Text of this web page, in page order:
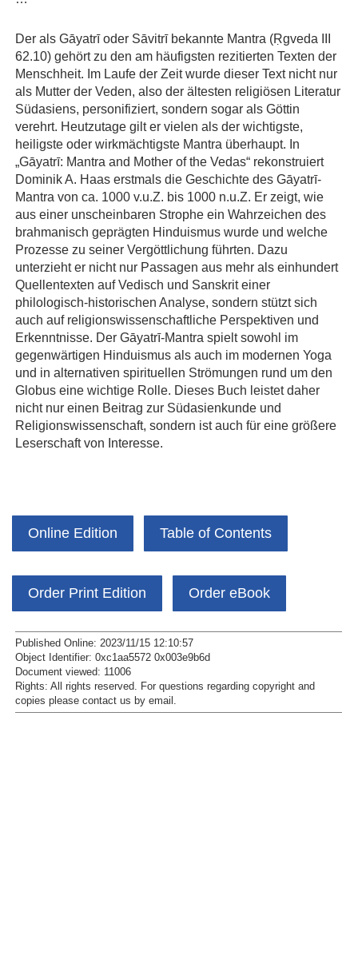
Der als Gāyatrī oder Sāvitrī bekannte Mantra (Ṛgveda III
62.10) gehört zu den am häufigsten rezitierten Texten der
Menschheit. Im Laufe der Zeit wurde dieser Text nicht nur
als Mutter der Veden, also der ältesten religiösen Literatur
Südasiens, personifiziert, sondern sogar als Göttin
verehrt. Heutzutage gilt er vielen als der wichtigste,
heiligste oder wirkmächtigste Mantra überhaupt. In
„Gāyatrī: Mantra and Mother of the Vedas“ rekonstruiert
Dominik A. Haas erstmals die Geschichte des Gāyatrī-
Mantra von ca. 1000 v.u.Z. bis 1000 n.u.Z. Er zeigt, wie
aus einer unscheinbaren Strophe ein Wahrzeichen des
brahmanisch geprägten Hinduismus wurde und welche
Prozesse zu seiner Vergöttlichung führten. Dazu
unterzieht er nicht nur Passagen aus mehr als einhundert
Quellentexten auf Vedisch und Sanskrit einer
philologisch-historischen Analyse, sondern stützt sich
auch auf religionswissenschaftliche Perspektiven und
Erkenntnisse. Der Gāyatrī-Mantra spielt sowohl im
gegenwärtigen Hinduismus als auch im modernen Yoga
und in alternativen spirituellen Strömungen rund um den
Globus eine wichtige Rolle. Dieses Buch leistet daher
nicht nur einen Beitrag zur Südasienkunde und
Religionswissenschaft, sondern ist auch für eine größere
Leserschaft von Interesse.
Online Edition Table of Contents
Order Print Edition Order eBook
Published Online: 2023/11/15 12:10:57
Object Identifier: 0xc1aa5572 0x003e9b6d
Document viewed: 11006
Rights: All rights reserved. For questions regarding copyright and
copies please contact us by email .